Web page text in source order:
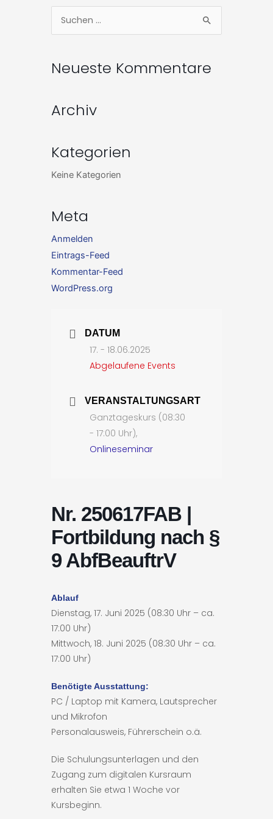
Suchen
nach:
Neueste Kommentare
Archiv
Kategorien
Keine Kategorien
Meta
Anmelden
Eintrags-Feed
Kommentar-Feed
WordPress.org
DATUM
17. - 18.06.2025
Abgelaufene Events
VERANSTALTUNGSART
Ganztageskurs (08:30
- 17:00 Uhr),
Onlineseminar
Nr. 250617FAB |
Fortbildung nach §
9 AbfBeauftrV
Ablauf
Dienstag, 17. Juni 2025 (08:30 Uhr – ca.
17:00 Uhr)
Mittwoch, 18. Juni 2025 (08:30 Uhr – ca.
17:00 Uhr)
Benötigte Ausstattung:
PC / Laptop mit Kamera, Lautsprecher
und Mikrofon
Personalausweis, Führerschein o.ä.
Die Schulungsunterlagen und den
Zugang zum digitalen Kursraum
erhalten Sie etwa 1 Woche vor
Kursbeginn.